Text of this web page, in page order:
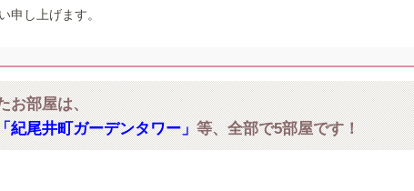
申し上げます。
お部屋は、
紀尾井町ガーデンタワー」等、全部で5部屋です！